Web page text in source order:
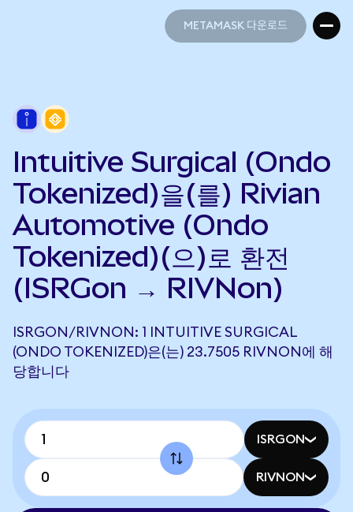
METAMASK 다운로드
Intuitive Surgical (Ondo
Tokenized)을(를) Rivian
Automotive (Ondo
Tokenized)(으)로 환전
(ISRGon → RIVNon)
ISRGON/RIVNON: 1 INTUITIVE SURGICAL
(ONDO TOKENIZED)은(는) 23.7505 RIVNON에 해
당합니다
ISRGON
RIVNON